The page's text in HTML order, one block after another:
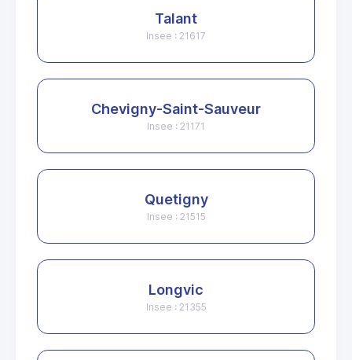
Talant
Insee : 21617
Chevigny-Saint-Sauveur
Insee : 21171
Quetigny
Insee : 21515
Longvic
Insee : 21355